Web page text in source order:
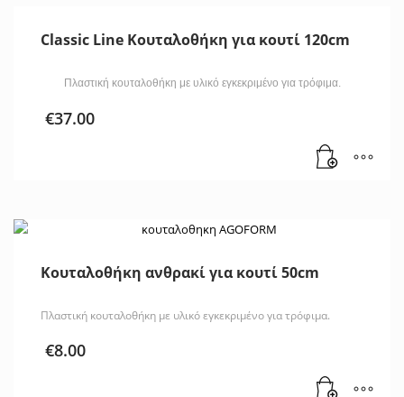
Classic Line Κουταλοθήκη για κουτί 120cm
Πλαστική κουταλοθήκη με υλικό εγκεκριμένο για τρόφιμα.
€37.00
Κουταλοθήκη ανθρακί για κουτί 50cm
Πλαστική κουταλοθήκη με υλικό εγκεκριμένο για τρόφιμα.
€8.00